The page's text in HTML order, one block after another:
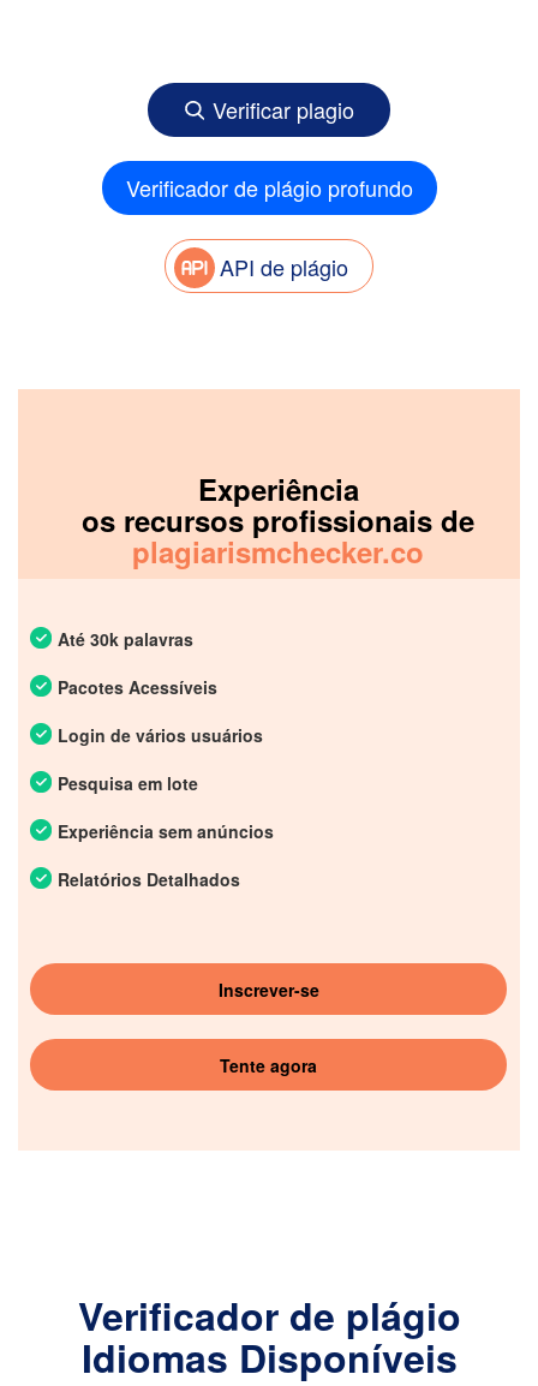
Verificar plagio
Verificador de plágio profundo
API de plágio
Experiência
os recursos profissionais de
plagiarismchecker.co
Até 30k palavras
Pacotes Acessíveis
Login de vários usuários
Pesquisa em lote
Experiência sem anúncios
Relatórios Detalhados
Inscrever-se
Tente agora
Verificador de plágio
Idiomas Disponíveis